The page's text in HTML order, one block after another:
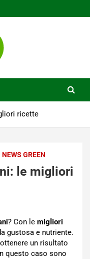
ricette
NEWS GREEN
le migliori
? Con le migliori
gustosa e nutriente.
un risultato
questo caso sono